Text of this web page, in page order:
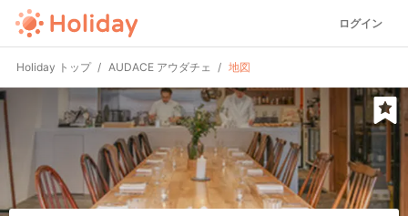
ログイン
Holiday トップ AUDACE アウダチェ 地図